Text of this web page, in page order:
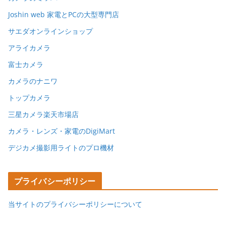
Joshin web 家電とPCの大型専門店
サエダオンラインショップ
アライカメラ
富士カメラ
カメラのナニワ
トップカメラ
三星カメラ楽天市場店
カメラ・レンズ・家電のDigiMart
デジカメ撮影用ライトのプロ機材
プライバシーポリシー
当サイトのプライバシーポリシーについて